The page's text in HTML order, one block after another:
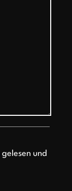
gelesen und